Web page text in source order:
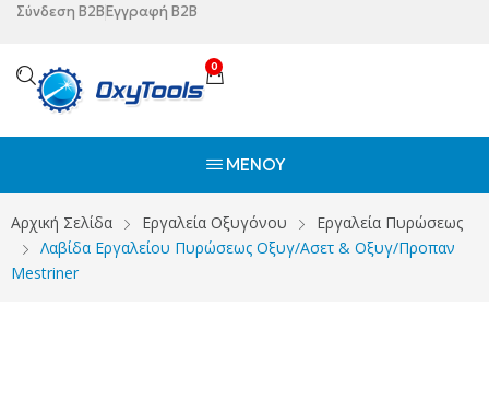
Σύνδεση B2BΕγγραφή B2B
0
ΜΕΝΟΎ
Αρχική Σελίδα Εργαλεία Οξυγόνου
Εργαλεία Πυρώσεως
Λαβίδα Εργαλείου Πυρώσεως Οξυγ/Ασετ & Οξυγ/Προπαν
Mestriner